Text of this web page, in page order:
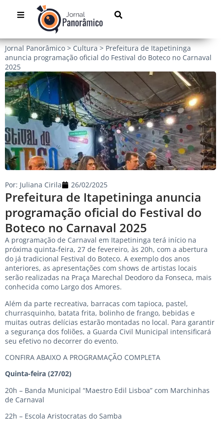
Jornal Panorâmico > Cultura > Prefeitura de Itapetininga
anuncia programação oficial do Festival do Boteco no Carnaval
2025
Prefeitura de Itapetininga anuncia
programação oficial do Festival do
Boteco no Carnaval 2025
Por: Juliana Cirila 26/02/2025
A programação de Carnaval em Itapetininga terá início na
próxima quinta-feira, 27 de fevereiro, às 20h, com a abertura
do já tradicional Festival do Boteco. A exemplo dos anos
anteriores, as apresentações com shows de artistas locais
serão realizadas na Praça Marechal Deodoro da Fonseca, mais
conhecida como Largo dos Amores.
Além da parte recreativa, barracas com tapioca, pastel,
churrasquinho, batata frita, bolinho de frango, bebidas e
muitas outras delícias estarão montadas no local. Para garantir
a segurança dos foliões, a Guarda Civil Municipal intensificará
seu efetivo no decorrer do evento.
CONFIRA ABAIXO A PROGRAMAÇÃO COMPLETA
Quinta-feira (27/02)
20h – Banda Municipal “Maestro Edil Lisboa” com Marchinhas
de Carnaval
22h – Escola Aristocratas do Samba